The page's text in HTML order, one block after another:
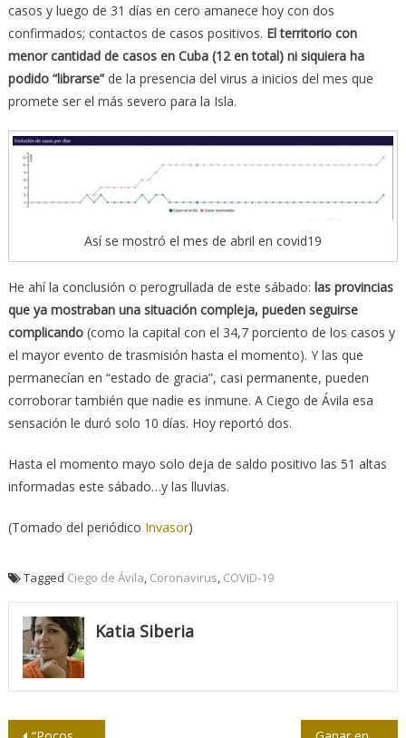
casos y luego de 31 días en cero amanece hoy con dos
confirmados; contactos de casos positivos. El territorio con
menor cantidad de casos en Cuba (12 en total) ni siquiera ha
podido “librarse”de la presencia del virus a inicios del mes que
promete ser el más severo para la Isla.
Así se mostró el mes de abril en covid19
He ahí la conclusión o perogrullada de este sábado: las provincias
que ya mostraban una situación compleja, pueden seguirse
complicando(como la capital con el 34,7 porciento de los casos y
el mayor evento de trasmisión hasta el momento). Y las que
permanecían en “estado de gracia”, casi permanente, pueden
corroborar también que nadie es inmune. A Ciego de Ávila esa
sensación le duró solo 10 días. Hoy reportó dos.
Hasta el momento mayo solo deja de saldo positivo las 51 altas
informadas este sábado…y las lluvias.
(Tomado del periódico Invasor)
Tagged Ciego de Ávila, Coronavirus, COVID-19
Katia Siberia